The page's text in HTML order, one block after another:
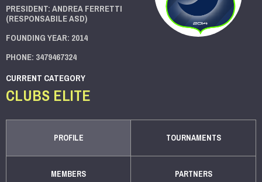
PRESIDENT: ANDREA FERRETTI
(RESPONSABILE ASD)
FOUNDING YEAR: 2014
PHONE: 3479467324
CURRENT CATEGORY
CLUBS ELITE
PROFILE TOURNAMENTS
MEMBERS PARTNERS